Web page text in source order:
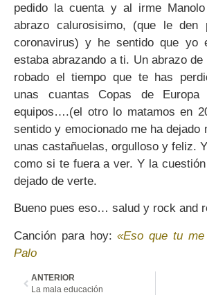
pedido la cuenta y al irme
abrazo calurosisimo, (que le
coronavirus) y he sentido que yo
estaba abrazando a ti. Un abrazo
robado el tiempo que te has
unas cuantas Copas de
equipos….(el otro lo matamos en
sentido y emocionado me ha dejado
unas castañuelas, orgulloso y feliz.
como si te fuera a ver. Y la
dejado de verte.
Bueno pues eso… salud y rock and
Canción para hoy:«Eso que tu
Palo
ANTERIOR
La mala educación